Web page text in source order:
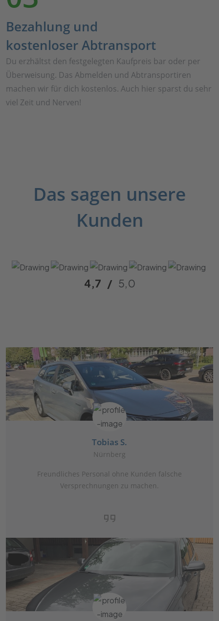
Bezahlung und
kostenloser Abtransport
Du erzhältst den festgelegten Kaufpreis bar oder per
Überweisung. Das Abmelden und Abtransportiren
machen wir für dich kostenlos. Auch hier sparst du sehr
viel Zeit und Nerven!
Das sagen unsere
Kunden
4,7 / 5,0
Tobias S.
Nürnberg
Freundliches Personal ohne Kunden falsche
Versprechnungen zu machen.